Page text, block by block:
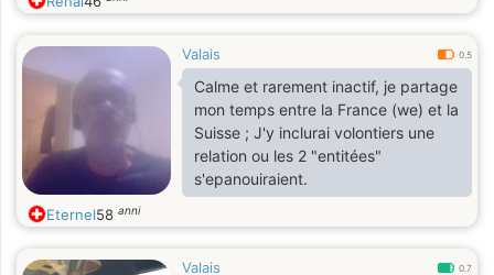
Valais 0.5
Calme et rarement inactif, je partage
mon temps entre la France (we) et la
Suisse ; J'y inclurai volontiers une
relation ou les 2 "entitées"
s'epanouiraient.
Eternel58 anni
Valais 0.7